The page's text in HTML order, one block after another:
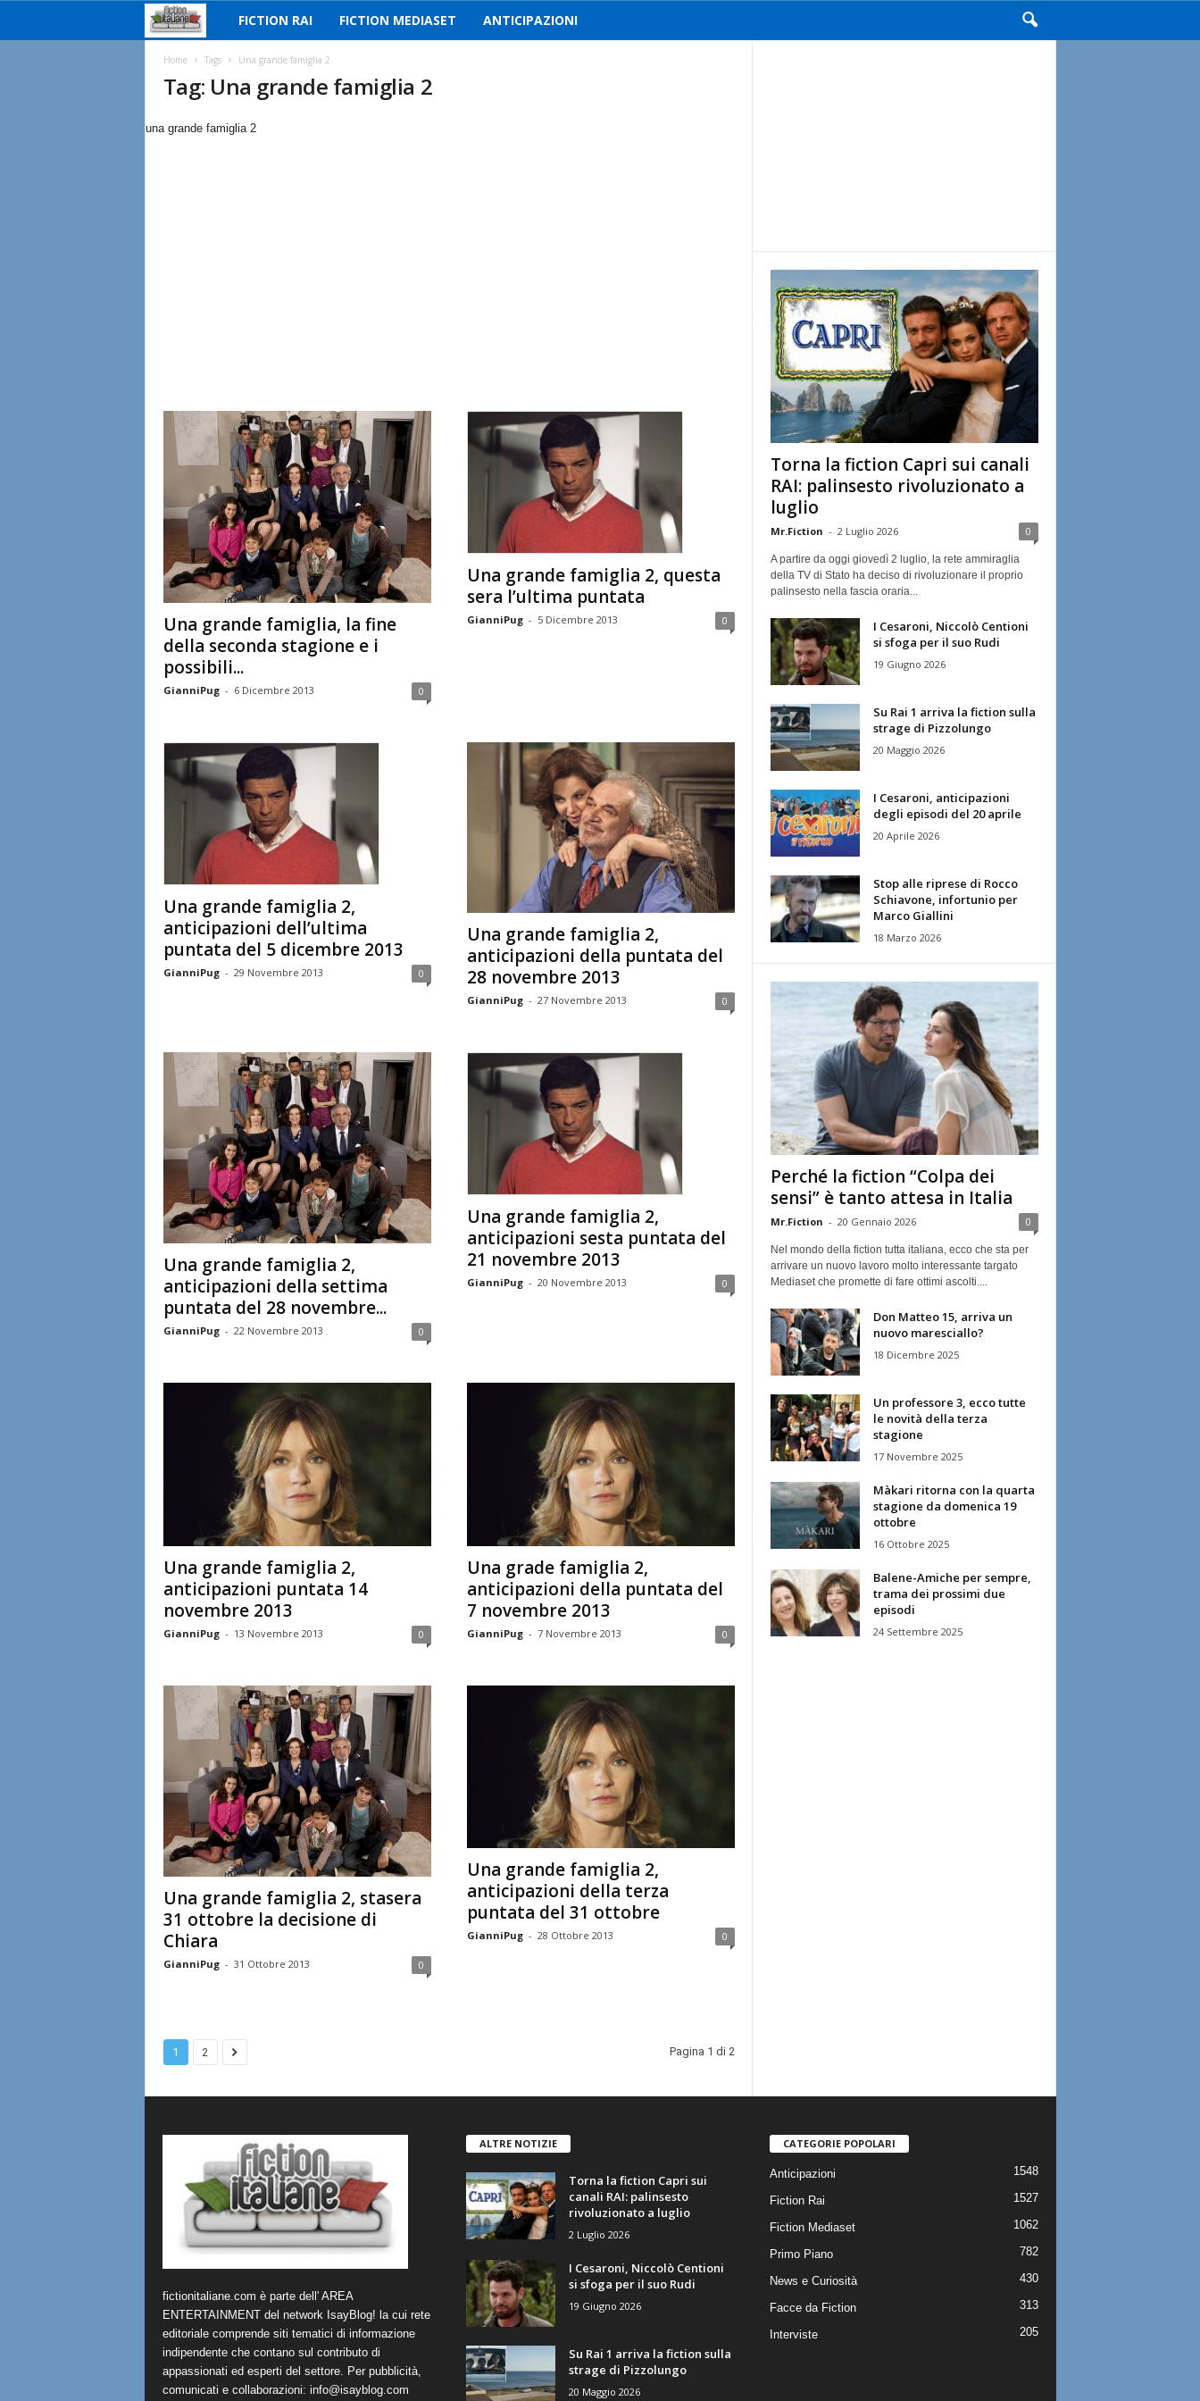
c
l
a
n
e
FICTION RAI FICTION MEDIASET ANTICIPAZIONI
Home Tags Una grande famiglia 2
Tag: Una grande famiglia 2
una grande famiglia 2
Una grande famiglia, la fine
della seconda stagione e i
possibili...
GianniPug - 6 Dicembre 2013 0
Una grande famiglia 2, questa
sera l’ultima puntata
GianniPug - 5 Dicembre 2013 0
Una grande famiglia 2,
anticipazioni dell’ultima
puntata del 5 dicembre 2013
GianniPug - 29 Novembre 2013 0
Una grande famiglia 2,
anticipazioni della puntata del
28 novembre 2013
GianniPug - 27 Novembre 2013 0
Una grande famiglia 2,
anticipazioni della settima
puntata del 28 novembre...
GianniPug - 22 Novembre 2013 0
Una grande famiglia 2,
anticipazioni sesta puntata del
21 novembre 2013
GianniPug - 20 Novembre 2013 0
Una grande famiglia 2,
anticipazioni puntata 14
novembre 2013
GianniPug - 13 Novembre 2013 0
Una grade famiglia 2,
anticipazioni della puntata del
7 novembre 2013
GianniPug - 7 Novembre 2013 0
Una grande famiglia 2, stasera
31 ottobre la decisione di
Chiara
GianniPug - 31 Ottobre 2013 0
Una grande famiglia 2,
anticipazioni della terza
puntata del 31 ottobre
GianniPug - 28 Ottobre 2013 0
1 2 Pagina 1 di 2
Torna la fiction Capri sui canali
RAI: palinsesto rivoluzionato a
luglio
Mr.Fiction - 2 Luglio 2026 0
A partire da oggi giovedì 2 luglio, la rete ammiraglia
della TV di Stato ha deciso di rivoluzionare il proprio
palinsesto nella fascia oraria...
I Cesaroni, Niccolò Centioni
si sfoga per il suo Rudi
19 Giugno 2026
Su Rai 1 arriva la fiction sulla
strage di Pizzolungo
20 Maggio 2026
I Cesaroni, anticipazioni
degli episodi del 20 aprile
20 Aprile 2026
Stop alle riprese di Rocco
Schiavone, infortunio per
Marco Giallini
18 Marzo 2026
Perché la fiction “Colpa dei
sensi” è tanto attesa in Italia
Mr.Fiction - 20 Gennaio 2026 0
Nel mondo della fiction tutta italiana, ecco che sta per
arrivare un nuovo lavoro molto interessante targato
Mediaset che promette di fare ottimi ascolti....
Don Matteo 15, arriva un
nuovo maresciallo?
18 Dicembre 2025
Un professore 3, ecco tutte
le novità della terza
stagione
17 Novembre 2025
Màkari ritorna con la quarta
stagione da domenica 19
ottobre
16 Ottobre 2025
Balene-Amiche per sempre,
trama dei prossimi due
episodi
24 Settembre 2025
fictionitaliane.com è parte dell' AREA
ENTERTAINMENT del network IsayBlog! la cui rete
editoriale comprende siti tematici di informazione
indipendente che contano sul contributo di
appassionati ed esperti del settore. Per pubblicità,
comunicati e collaborazioni: info@isayblog.com
ALTRE NOTIZIE
Torna la fiction Capri sui
canali RAI: palinsesto
rivoluzionato a luglio
2 Luglio 2026
I Cesaroni, Niccolò Centioni
si sfoga per il suo Rudi
19 Giugno 2026
Su Rai 1 arriva la fiction sulla
strage di Pizzolungo
20 Maggio 2026
CATEGORIE POPOLARI
Anticipazioni 1548
Fiction Rai 1527
Fiction Mediaset 1062
Primo Piano 782
News e Curiosità 430
Facce da Fiction 313
Interviste 205